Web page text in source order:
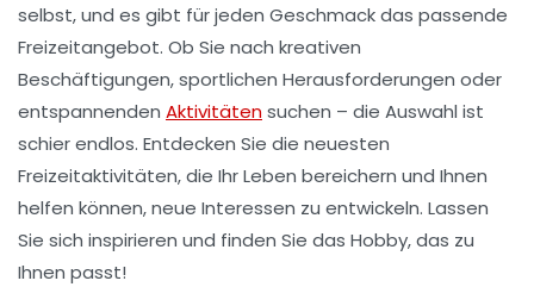
selbst, und es gibt für jeden Geschmack das passende
Freizeitangebot. Ob Sie nach kreativen
Beschäftigungen,sportlichen Herausforderungen oder
entspannenden Aktivitätensuchen – die Auswahl ist
schier endlos. Entdecken Sie die neuesten
Freizeitaktivitäten, die Ihr Leben bereichern und Ihnen
helfen können, neue Interessen zu entwickeln. Lassen
Sie sich inspirieren und finden Sie das Hobby, das zu
Ihnen passt!